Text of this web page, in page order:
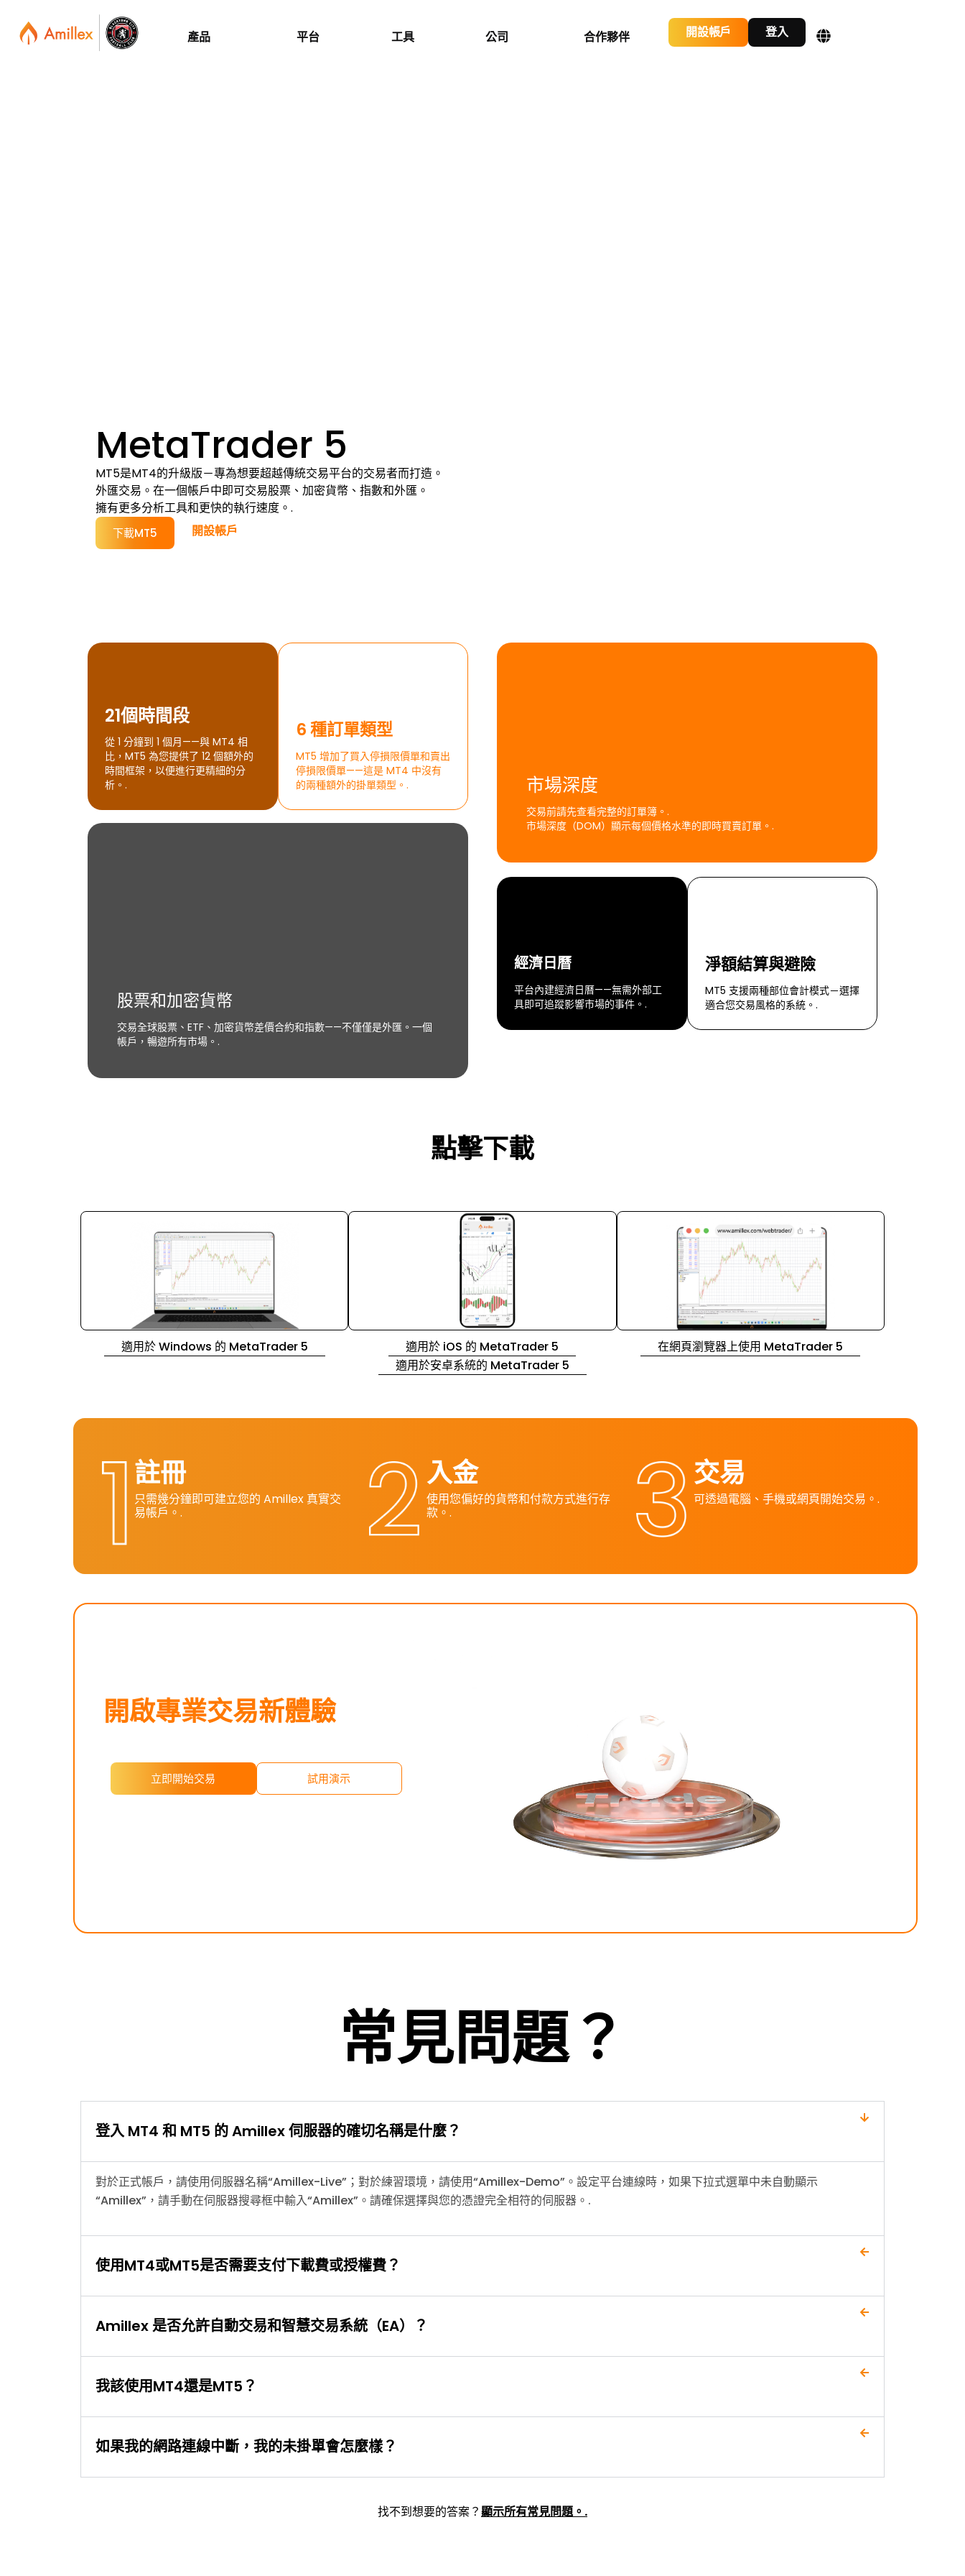
產品 平台 工具 公司 合作夥伴 開設帳戶 登入
MetaTrader 5
MT5是MT4的升級版－專為想要超越傳統交易平台的交易者而打造。
外匯交易。在一個帳戶中即可交易股票、加密貨幣、指數和外匯。
擁有更多分析工具和更快的執行速度。.
下載MT5 開設帳戶
21個時間段
從 1 分鐘到 1 個月——與 MT4 相
比，MT5 為您提供了 12 個額外的
時間框架，以便進行更精細的分
析。.
6 種訂單類型
MT5 增加了買入停損限價單和賣出
停損限價單——這是 MT4 中沒有
的兩種額外的掛單類型。.
股票和加密貨幣
交易全球股票、ETF、加密貨幣差價合約和指數——不僅僅是外匯。一個
帳戶，暢遊所有市場。.
市場深度
交易前請先查看完整的訂單簿。.
市場深度（DOM）顯示每個價格水準的即時買賣訂單。.
經濟日曆
平台內建經濟日曆——無需外部工
具即可追蹤影響市場的事件。.
淨額結算與避險
MT5 支援兩種部位會計模式－選擇
適合您交易風格的系統。.
點擊下載
適用於 Windows 的 MetaTrader 5
適用於 iOS 的 MetaTrader 5
適用於安卓系統的 MetaTrader 5
在網頁瀏覽器上使用 MetaTrader 5
註冊
只需幾分鐘即可建立您的 Amillex 真實交
易帳戶。.
入金
使用您偏好的貨幣和付款方式進行存
款。.
交易
可透過電腦、手機或網頁開始交易。.
​開啟專業交易新體驗
立即開始交易 試用演示
常見問題？
登入 MT4 和 MT5 的 Amillex 伺服器的確切名稱是什麼？
對於正式帳戶，請使用伺服器名稱“Amillex-Live”；對於練習環境，請使用“Amillex-Demo”。設定平台連線時，如果下拉式選單中未自動顯示
“Amillex”，請手動在伺服器搜尋框中輸入“Amillex”。請確保選擇與您的憑證完全相符的伺服器。.
使用MT4或MT5是否需要支付下載費或授權費？
Amillex 是否允許自動交易和智慧交易系統（EA）？
我該使用MT4還是MT5？
如果我的網路連線中斷，我的未掛單會怎麼樣？
找不到想要的答案？顯示所有常見問題。.